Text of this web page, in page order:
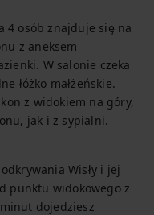
4 osób znajduje się na
z aneksem
W salonie czeka
łóżko małżeńskie.
z widokiem na góry,
jak i z sypialni.
Wisły i jej
punktu widokowego z
dojedziesz